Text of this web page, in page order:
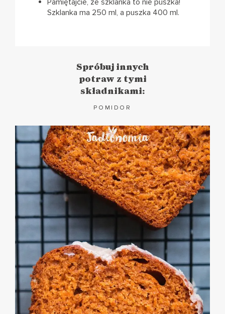
Pamiętajcie, że szklanka to nie puszka!
Szklanka ma 250 ml, a puszka 400 ml.
Spróbuj innych
potraw z tymi
składnikami:
POMIDOR